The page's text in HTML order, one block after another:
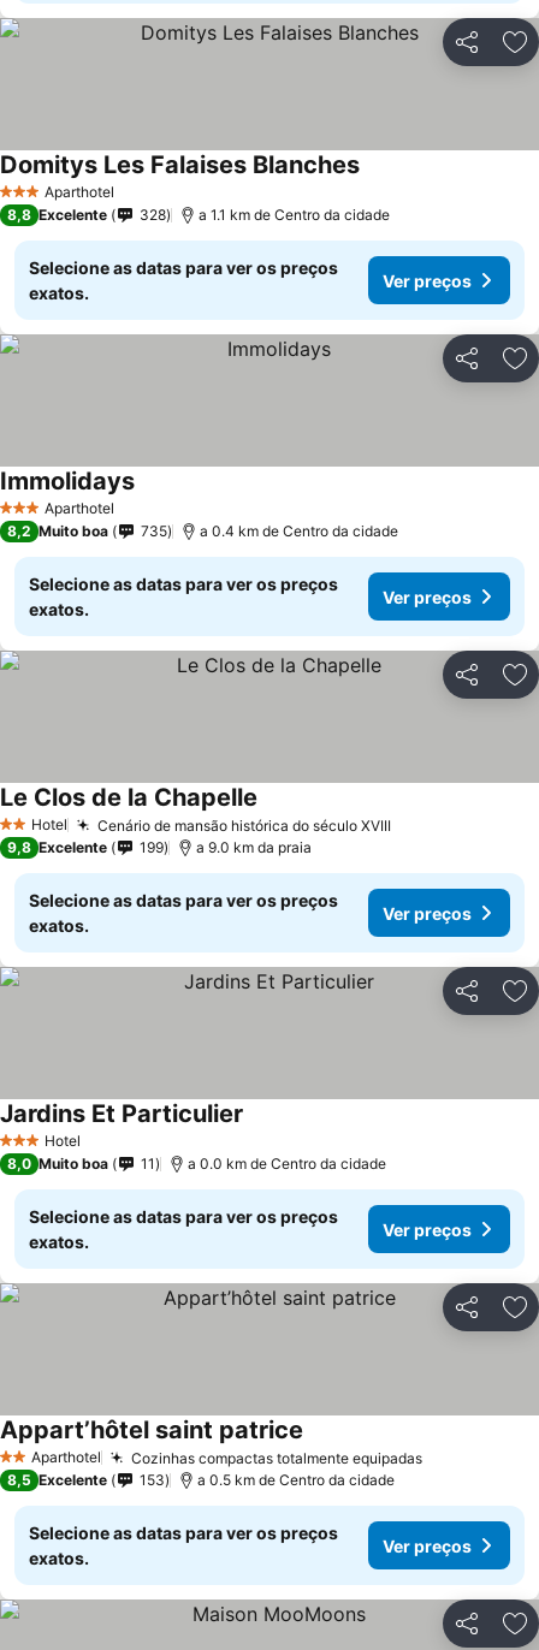
Partilhar
3 EstrelasAparthotel
Domitys Les Falaises BlanchesVer preços
8,8 Excelente 328 a 1.1 km de Centro da cidade
Selecione as datas para ver os preços
exatos.
Ver preços
Partilhar
3 EstrelasAparthotel
ImmolidaysVer preços
8,2 Muito boa 735 a 0.4 km de Centro da cidade
Selecione as datas para ver os preços
exatos.
Ver preços
Partilhar
2 Estrelas
Hotel Cenário de mansão histórica do século XVIIIVer preços
Le Clos de la Chapelle
9,8 Excelente 199 a 9.0 km da praia
Selecione as datas para ver os preços
exatos.
Ver preços
Partilhar
3 EstrelasHotel
Jardins Et Particulier
8,0 Muito boa 11 a 0.0 km de Centro da cidade
Selecione as datas para ver os preços
exatos.
Ver preços
Partilhar
2 EstrelasAparthotel Cozinhas compactas totalmente equipadasVer preços
Appart’hôtel saint patrice
8,5 Excelente 153 a 0.5 km de Centro da cidade
Selecione as datas para ver os preços
exatos.
Ver preços
Partilhar